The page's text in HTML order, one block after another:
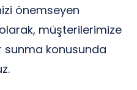
önemseyen
müşterilerimize
sunma konusunda